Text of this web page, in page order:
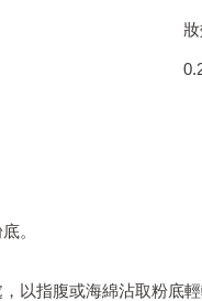
。
以指腹或海綿沾取粉底